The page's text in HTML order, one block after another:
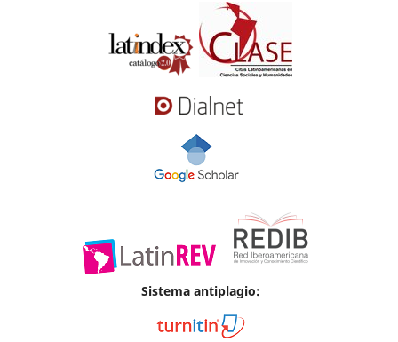
Sistema antiplagio: